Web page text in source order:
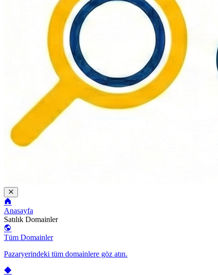
Anasayfa
Satılık Domainler
Tüm Domainler
Pazaryerindeki tüm domainlere göz atın.